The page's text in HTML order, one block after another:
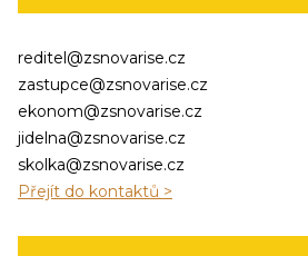
reditel@zsnovarise.cz
zastupce@zsnovarise.cz
ekonom@zsnovarise.cz
jidelna@zsnovarise.cz
skolka@zsnovarise.cz
Přejít do kontaktů >